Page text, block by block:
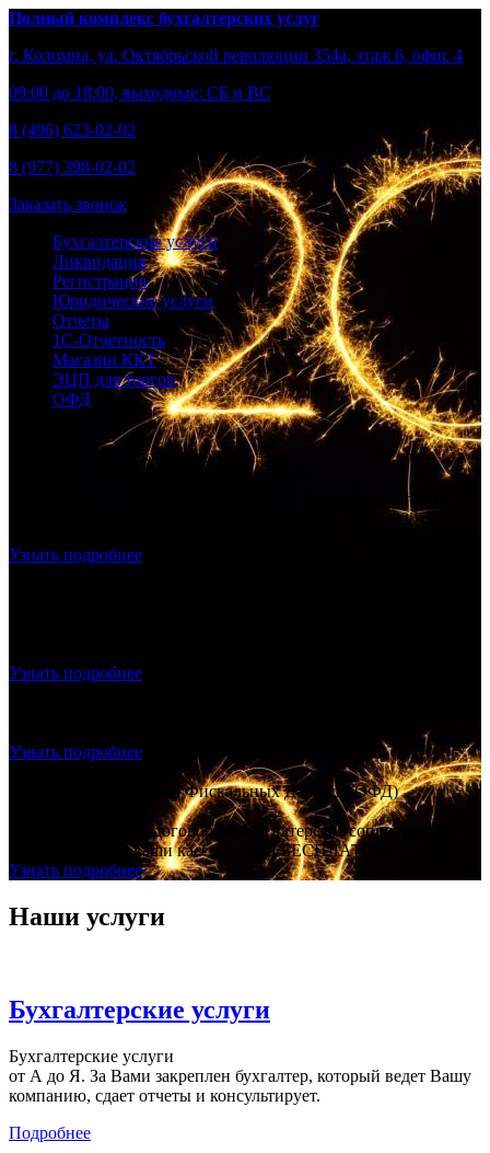
Полный комплекс бухгалтерских услуг
г. Коломна, ул. Октябрьской революции 354а, этаж 6, офис 4
09:00 до 18:00, выходные: СБ и ВС
8 (496) 623-02-02
8 (977) 398-02-02
Заказать звонок
Бухгалтерские услуги
Ликвидация
Регистрация
Юридические услуги
Отчеты
1С-Отчетность
Магазин ККТ
ЭЦП для торгов
ОФД
Берем бухгалтерию и общение с налоговой на себя, вы –
Получите доступ к бухгалтерской программе за 1 минуту и
выставляете счета. Делайте акты, накладные, создавайте
Узнать подробнее
Узнать подробнее
Узнать подробнее
Договор с Оператором Фискальных Данных (ОФД)
Заключаете с нами договор на бухгалтерское сопровождение –
подключаем все ваши кассы к ОФД БЕСПЛАТНО!
Узнать подробнее
Наши услуги
Бухгалтерские услуги
Бухгалтерские услуги
от А до Я. За Вами закреплен бухгалтер, который ведет Вашу
компанию, сдает отчеты и консультирует.
Подробнее